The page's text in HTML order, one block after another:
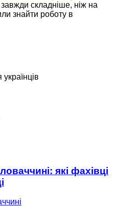
складніше, ніж на
знайти роботу в
які фахівці